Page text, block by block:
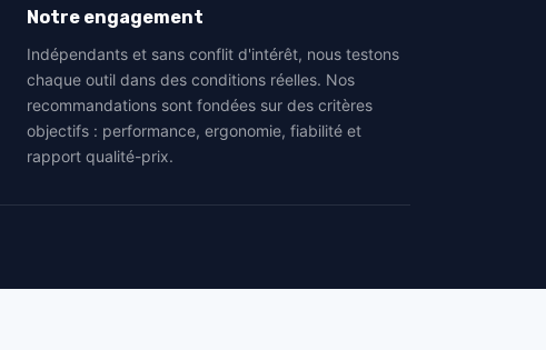
Notre engagement
Indépendants et sans conflit d'intérêt, nous testons
chaque outil dans des conditions réelles. Nos
recommandations sont fondées sur des critères
objectifs : performance, ergonomie, fiabilité et
rapport qualité-prix.